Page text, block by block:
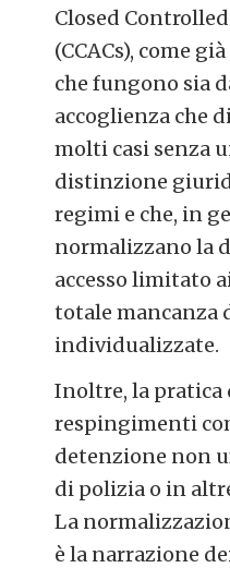
Closed
(CCACs), come
che fungono sia
accoglienza che
molti casi senza
distinzione
regimi e che, in
normalizzano la
accesso limitato
totale mancanza
individualizzate.
Inoltre, la pratica
respingimenti
detenzione non
di polizia o in
La
è la narrazione